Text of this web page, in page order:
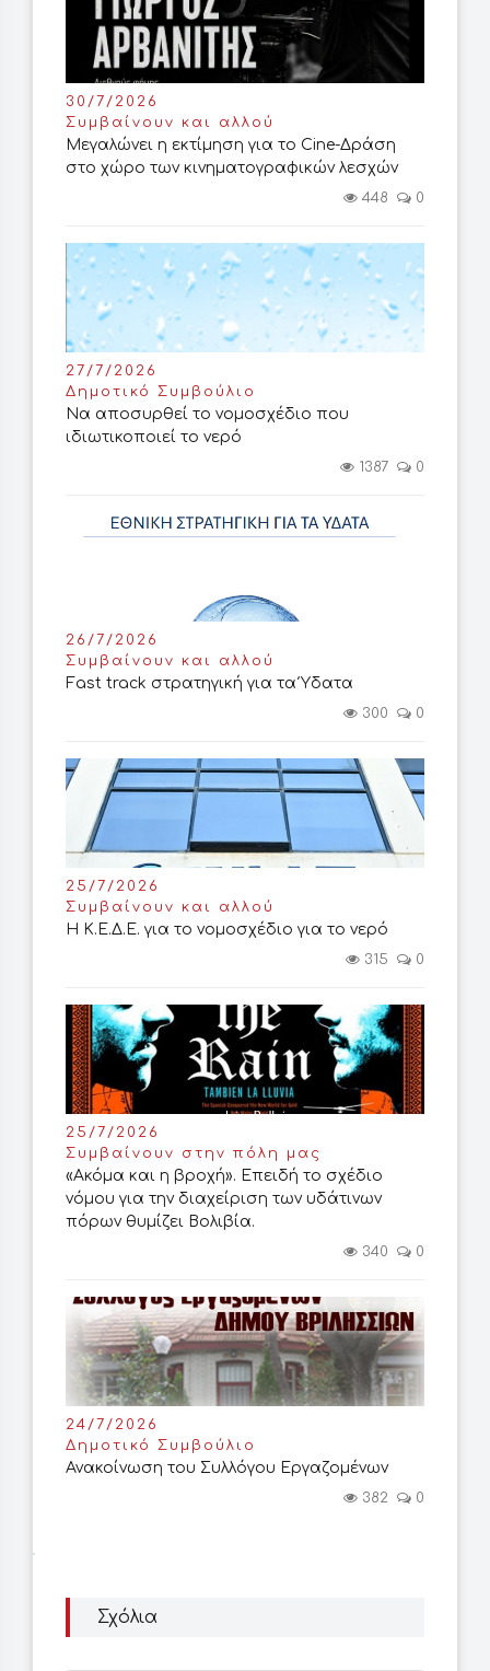
30/7/2026
Συμβαίνουν και αλλού
Μεγαλώνει η εκτίμηση για το Cine-Δράση
στο χώρο των κινηματογραφικών λεσχών
448 0
27/7/2026
Δημοτικό Συμβούλιο
Να αποσυρθεί το νομοσχέδιο που
ιδιωτικοποιεί το νερό
1387 0
26/7/2026
Συμβαίνουν και αλλού
Fast track στρατηγική για τα Ύδατα
300 0
25/7/2026
Συμβαίνουν και αλλού
Η Κ.Ε.Δ.Ε. για το νομοσχέδιο για το νερό
315 0
25/7/2026
Συμβαίνουν στην πόλη μας
«Ακόμα και η βροχή». Επειδή το σχέδιο
νόμου για την διαχείριση των υδάτινων
πόρων θυμίζει Βολιβία.
340 0
24/7/2026
Δημοτικό Συμβούλιο
Ανακοίνωση του Συλλόγου Εργαζομένων
382 0
Σχόλια